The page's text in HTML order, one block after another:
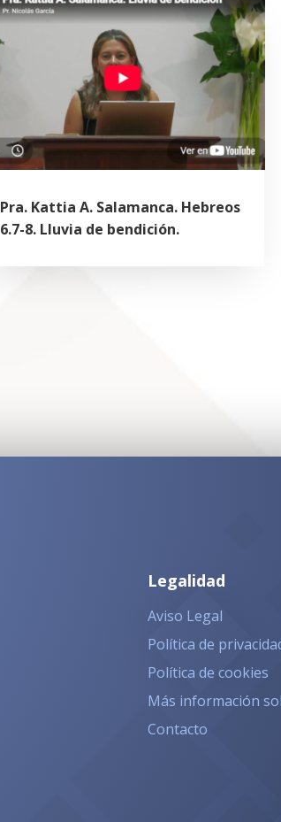
Pra. Kattia A. Salamanca. Hebreos
6.7-8. Lluvia de bendición.
Legalidad
Aviso Legal
Política de
Política de cookies
Más información
Contacto